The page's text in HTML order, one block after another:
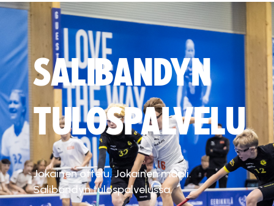
SALIBANDYN
TULOSPALVELU
Jokainen ottelu. Jokainen maali.
Salibandyn tulospalvelussa.